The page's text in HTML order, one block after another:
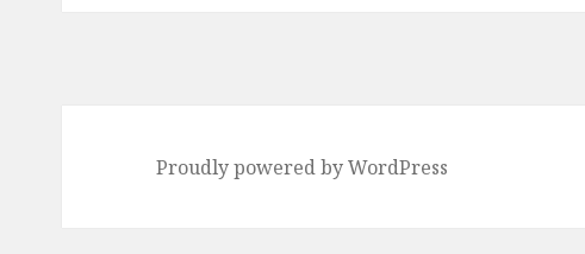
Proudly powered by WordPress